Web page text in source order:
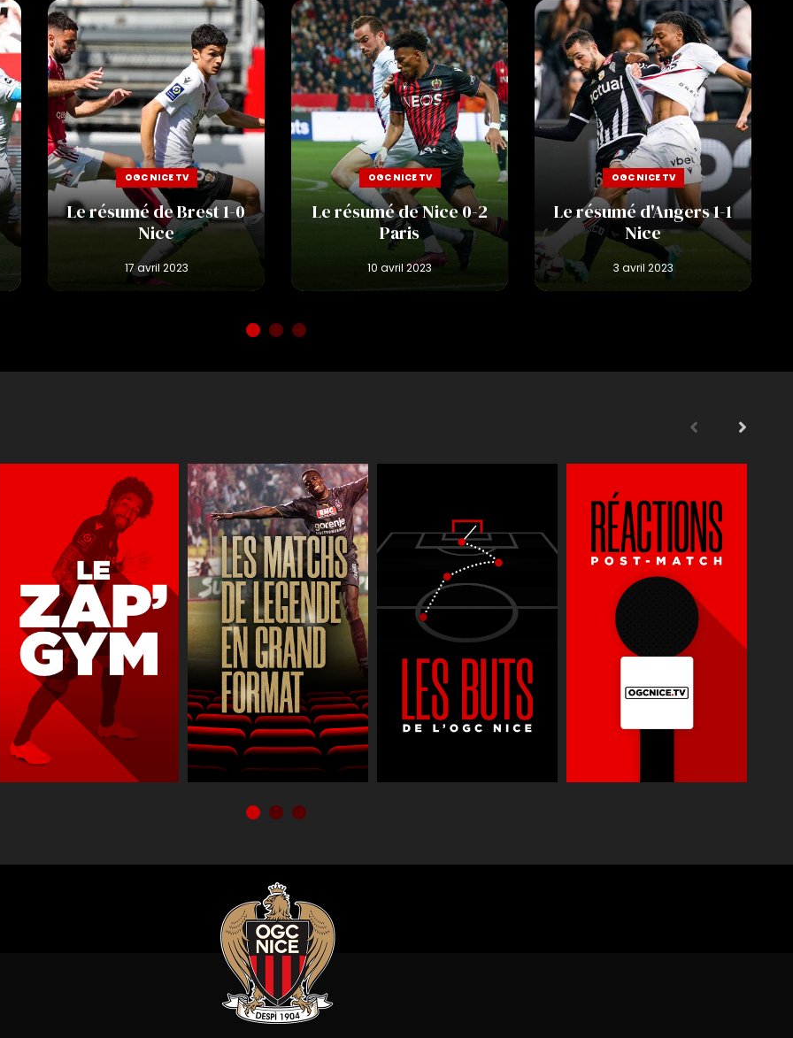
OGC NICE TV
Le résumé de Brest 1-0
Nice
OGC NICE TV
Le résumé de Nice 0-2
Paris
OGC NICE TV
Le résumé d'Angers 1-1
Nice
Réactions JT des jeunes